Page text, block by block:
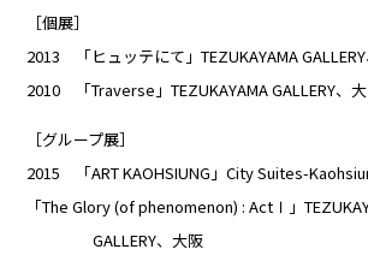
［個展］
2013 「ヒュッテにて」TEZUKAYAMA
2010 「Traverse」TEZUKAYAMA GALLERY、
［グループ展］
2015 「ART KAOHSIUNG」City Suites-
「The Glory (of phenomenon) : ActⅠ」
GALLERY、大阪